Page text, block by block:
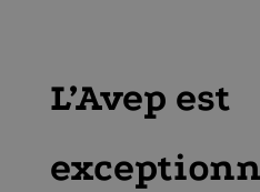
L’Avep est